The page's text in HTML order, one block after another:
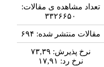
تعداد مشاهده ی مقالات:
۳۳۲۶۶۵۰
مقالات منتشر شده: ۶۹۴
نرخ پذیرش: ۷۳,۳۹
نرخ رد: ۱۷,۹۱